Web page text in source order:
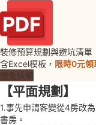
裝修預算規劃與避坑清單
含Excel模板， 限時0元領
限免快領
【平面規劃】
1.事先申請客變從4房改
書房。